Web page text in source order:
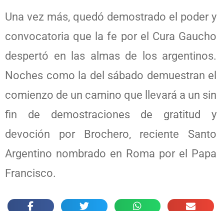
Una vez más, quedó demostrado el poder y
convocatoria que la fe por el Cura Gaucho
despertó en las almas de los argentinos.
Noches como la del sábado demuestran el
comienzo de un camino que llevará a un sin
fin de demostraciones de gratitud y
devoción por Brochero, reciente Santo
Argentino nombrado en Roma por el Papa
Francisco.